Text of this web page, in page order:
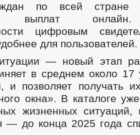
по всей стране
выплат онлайн.
цифровым
для пользователей.
— новый этап
в среднем около 17
и позволяет получать
окна». В каталоге
жизненных ситуаций,
— до конца 2025 года